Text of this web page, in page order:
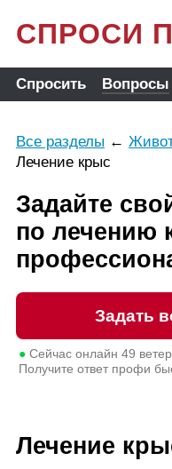
СПРОСИ
Спросить Вопросы
Все разделы ←
Лечение крыс
Задайте
по лечению
Задать
●Сейчас онлайн 49
Получите ответ профи
Лечение